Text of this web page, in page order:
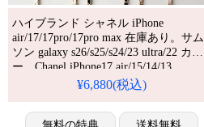
ハイブランド シャネル iPhone
air/17/17pro/17pro max 在庫あり。サム
ソン galaxy s26/s25/s24/23 ultra/22 カバ
ー。Chanel iPhone17 air/15/14/13
Pro/16/15/11 Pro/8/SE / ギャラクシー
おしゃれケース。かわいい・安い・人
¥6,880(税込)